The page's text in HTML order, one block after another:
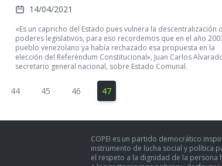
14/04/2021
«Es un capricho del Estado pues vulnera la descentralización
poderes legislativos, para eso recordemos que en el año
pueblo venezolano ya había rechazado esa propuesta en la
elección del Referéndum Constitucional», Juan Carlos
secretario general nacional, sobre Estado Comunal.
44 45 46 47
COPEI es un partido democrático
instrumento de lucha social y política
el respeto a la dignidad de la persona